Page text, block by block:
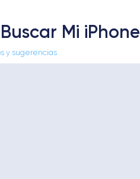
Mi iPhone
y sugerencias